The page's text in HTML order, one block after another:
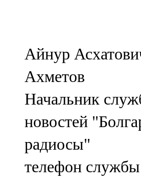
Айнур
Ахметов
Начальник
новостей
радиосы"
телефон службы